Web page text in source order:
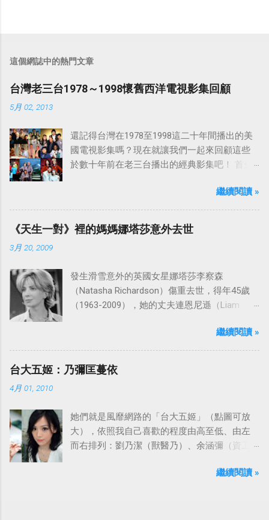
這個網誌中的熱門文章
台灣老三台1978～1998懷舊西洋電視影集回顧
5月 02, 2013
還記得台灣在1978至1998這二十年間播出的美
國電視影集嗎？現在就讓我們一起來回顧這些
於數十年前在老三台播出的經典影集吧！ 首先
「愛之船」（The Love Boat），這部影集最早
是在1977年9月24日至1986年5月24日於美國
ABC頻道首播，共播出了249集。 令人懷念的愛
之船旋律：
繼續閱讀 »
《天生一對》裡的媽媽娜塔莎意外去世
3月 20, 2009
發生滑雪意外的英國女星娜塔莎李察森
（Natasha Richardson）傷重去世，得年45歲
（1963-2009），她的丈夫連恩尼遜（Liam
到傷心，希望外界給他們空間撫平傷痛。繼續閱讀 »
台大五姬：乃彌匡蔓依
4月 01, 2010
她們就是風靡網路的「台大五姬」（點圖可放
大），依照我自己喜歡的程度由高至低、由左
而右排列：劉乃潔（獸醫乃）、余涵彌（資工
蔓）、吳依潔（戲劇依）；這五位正妹透過網
繼續閱讀 »